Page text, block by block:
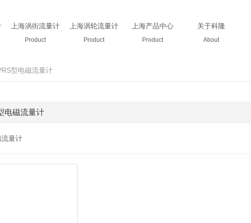
上海涡街流量计
Product
上海涡轮流量计
Product
上海产品中心
Product
关于科隆
About
型电磁流量计
电磁流量计
量计